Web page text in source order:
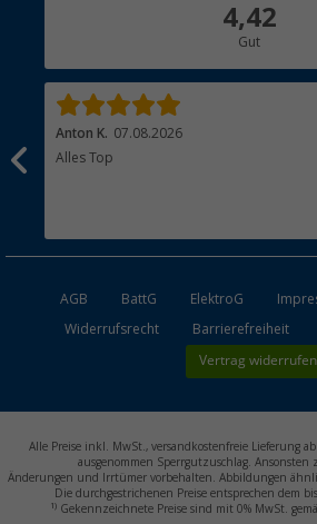
4,42
Gut
Anton K. 07.08.2026
Alles Top
AGB BattG ElektroG
Widerrufsrecht
Barrierefreiheit
Vertrag widerrufen
Alle Preise inkl. MwSt., versandkostenfreie Lieferung
ausgenommen Sperrgutzuschlag. Ansonsten
Änderungen und Irrtümer vorbehalten. Abbildungen
Die durchgestrichenen Preise entsprechen dem
1) Gekennzeichnete Preise sind mit 0% MwSt.